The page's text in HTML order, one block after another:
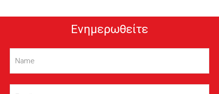
Ενημερωθείτε
Name
Email